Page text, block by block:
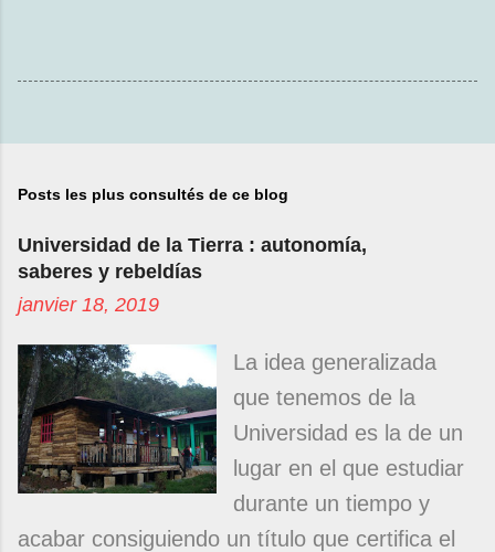
Posts les plus consultés de ce blog
Universidad de la Tierra : autonomía,
saberes y rebeldías
janvier 18, 2019
La idea generalizada
que tenemos de la
Universidad es la de un
lugar en el que estudiar
durante un tiempo y
acabar consiguiendo un título que certifica el